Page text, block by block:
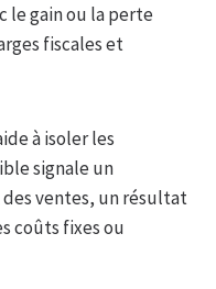
le gain ou la perte
fiscales et
à isoler les
signale un
ventes, un résultat
coûts fixes ou